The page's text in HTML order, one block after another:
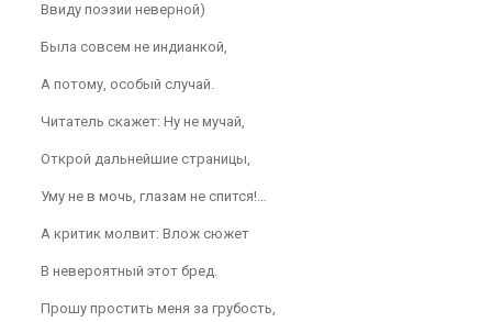
Ввиду поэзии неверной)
Была совсем не индианкой,
А потому, особый случай.
Читатель скажет: Ну не мучай,
Открой дальнейшие страницы,
Уму не в мочь, глазам не спится!…
А критик молвит: Влож сюжет
В невероятный этот бред.
Прошу простить меня за грубость,